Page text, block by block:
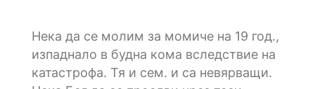
Нека да се молим за момиче на 19 год.,
изпаднало в будна кома вследствие на
катастрофа. Тя и сем. и са невярващи.